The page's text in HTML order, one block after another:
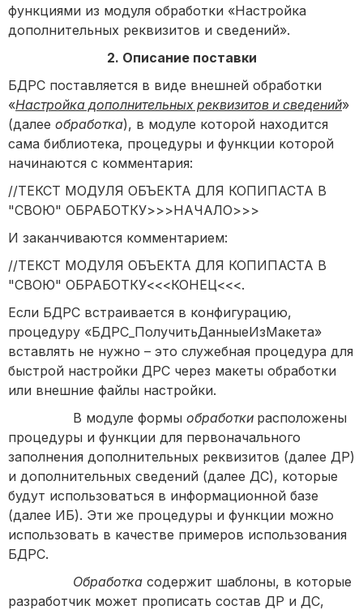
функциями из модуля обработки «Настройка
дополнительных реквизитов и сведений».
2. Описание поставки
БДРС поставляется в виде внешней обработки
«Настройка дополнительных реквизитов и сведений»
(далее обработка), в модуле которой находится
сама библиотека, процедуры и функции которой
начинаются с комментария:
//ТЕКСТ МОДУЛЯ ОБЪЕКТА ДЛЯ КОПИПАСТА В
"СВОЮ" ОБРАБОТКУ>>>НАЧАЛО>>>
И заканчиваются комментарием:
//ТЕКСТ МОДУЛЯ ОБЪЕКТА ДЛЯ КОПИПАСТА В
"СВОЮ" ОБРАБОТКУ<<<КОНЕЦ<<<.
Если БДРС встраивается в конфигурацию,
процедуру «БДРС_ПолучитьДанныеИзМакета»
вставлять не нужно – это служебная процедура для
быстрой настройки ДРС через макеты обработки
или внешние файлы настройки.
В модуле формы обработки расположены
процедуры и функции для первоначального
заполнения дополнительных реквизитов (далее ДР)
и дополнительных сведений (далее ДС), которые
будут использоваться в информационной базе
(далее ИБ). Эти же процедуры и функции можно
использовать в качестве примеров использования
БДРС.
Обработка содержит шаблоны, в которые
разработчик может прописать состав ДР и ДС,